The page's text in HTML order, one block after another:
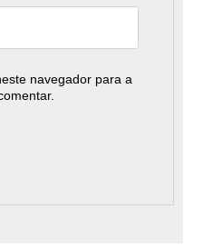
navegador para a